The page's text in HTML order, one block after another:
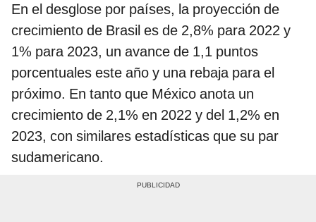
En el desglose por países, la proyección de
crecimiento de Brasil es de 2,8% para 2022 y
1% para 2023, un avance de 1,1 puntos
porcentuales este año y una rebaja para el
próximo. En tanto que México anota un
crecimiento de 2,1% en 2022 y del 1,2% en
2023, con similares estadísticas que su par
sudamericano.